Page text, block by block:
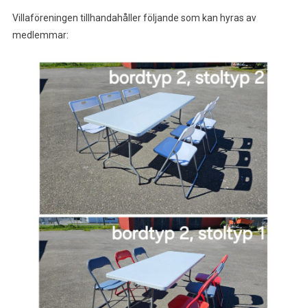
Villaföreningen tillhandahåller följande som kan hyras av
medlemmar: